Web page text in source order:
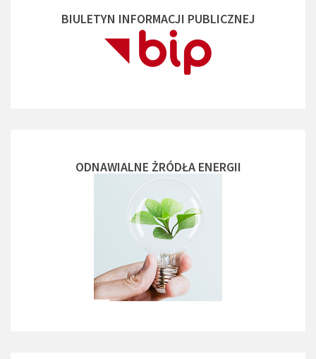
BIULETYN INFORMACJI PUBLICZNEJ
ODNAWIALNE ŻRÓDŁA ENERGII